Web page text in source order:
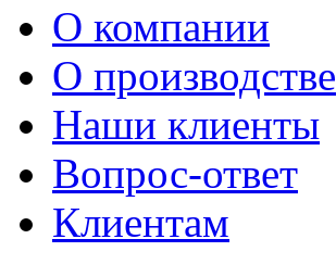
О компании
О производстве
Наши клиенты
Вопрос-ответ
Клиентам